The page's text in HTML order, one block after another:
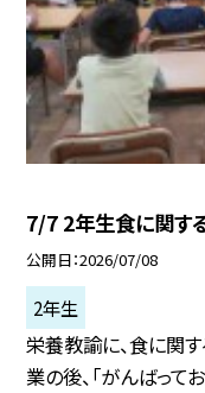
7/7 2年生食に関す
公開日 2026/07/08
2年生
栄養教諭に、食に関
業の後、「がんばって